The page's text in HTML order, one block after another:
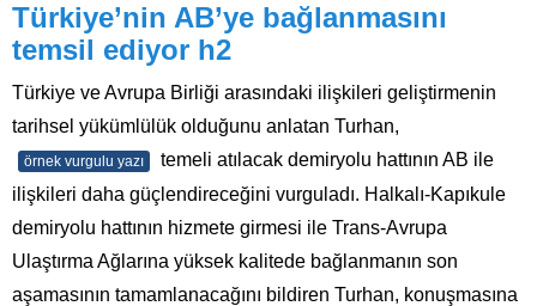
Türkiye’nin AB’ye bağlanmasını
temsil ediyor h2
Türkiye ve Avrupa Birliği arasındaki ilişkileri geliştirmenin
tarihsel yükümlülük olduğunu anlatan Turhan,
örnek vurgulu yazı
temeli atılacak demiryolu hattının AB ile
ilişkileri daha güçlendireceğini vurguladı. Halkalı-Kapıkule
demiryolu hattının hizmete girmesi ile Trans-Avrupa
Ulaştırma Ağlarına yüksek kalitede bağlanmanın son
aşamasının tamamlanacağını bildiren Turhan, konuşmasına